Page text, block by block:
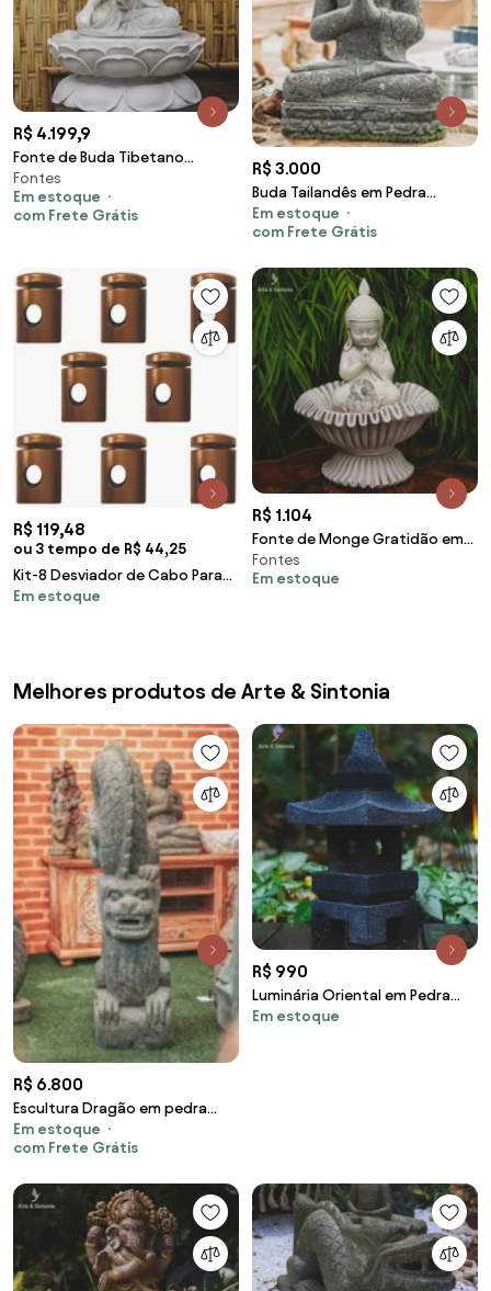
R$ 4.199,9
Fonte de Buda Tibetano
Marmorite
Fontes
Em estoque
com Frete Grátis
R$ 3.000
Buda Tailandês em Pedra
Vulcânica
Em estoque
com Frete Grátis
R$ 119,48
ou 3 tempo de R$ 44,25
Kit-8 Desviador de Cabo Para
Lustres e Pendentes e
Em estoque
R$ 1.104
Fonte de Monge Gratidão em
Marmorite
Fontes
Em estoque
Melhores produtos de Arte & Sintonia
R$ 6.800
Escultura Dragão em pedra
"Green Stone"
Em estoque
com Frete Grátis
R$ 990
Luminária Oriental em Pedra
45cm
Em estoque